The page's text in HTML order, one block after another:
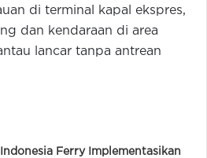
di terminal kapal ekspres,
dan kendaraan di area
lancar tanpa antrean
Indonesia Ferry Implementasikan